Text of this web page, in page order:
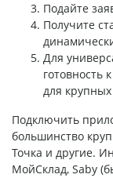
Подайте
Получите
Для
готовность
для
Подключить
большинство
Точка и другие.
МойСклад, Saby